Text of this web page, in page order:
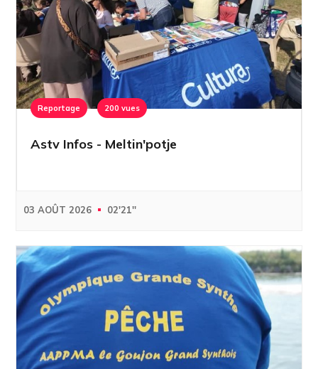
Reportage 200 vues
Astv Infos - Meltin'potje
03 AOÛT 2026 02'21''